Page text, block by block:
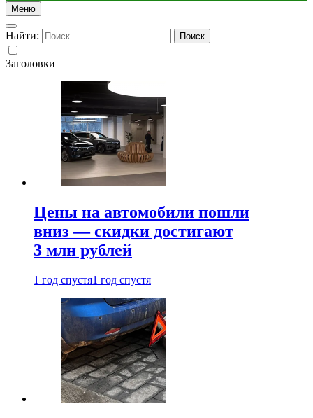
Меню
Найти:
Заголовки
Цены на автомобили пошли
вниз — скидки достигают
3 млн рублей
1 год спустя1 год спустя